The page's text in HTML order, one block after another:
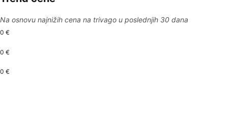
Na osnovu najnižih cena na trivago u poslednjih 30 dana
0 €
0 €
0 €